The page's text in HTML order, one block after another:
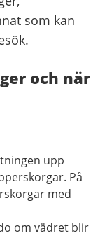
som kan
och när
upp
På
med
om vädret blir